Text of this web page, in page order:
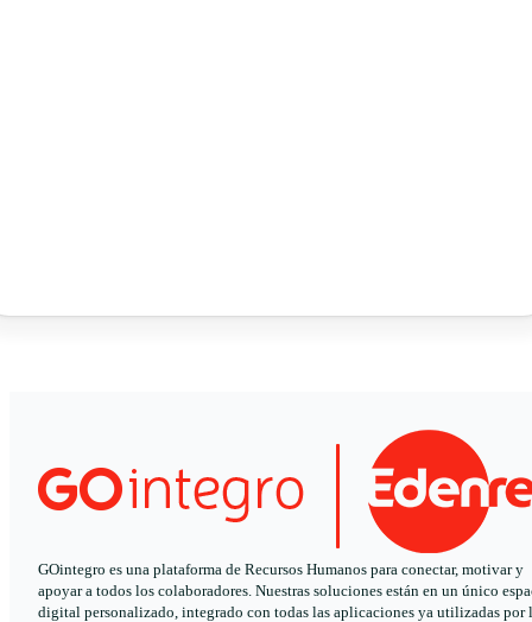
GOintegro es una plataforma de Recursos Humanos para conectar, motivar y
apoyar a todos los colaboradores. Nuestras soluciones están en un único
digital personalizado, integrado con todas las aplicaciones ya utilizadas por